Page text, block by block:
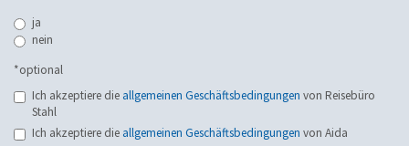
ja
nein
*optional
Ich akzeptiere die allgemeinen Geschäftsbedingungen von Reisebüro
Stahl
Ich akzeptiere die allgemeinen Geschäftsbedingungen von Aida